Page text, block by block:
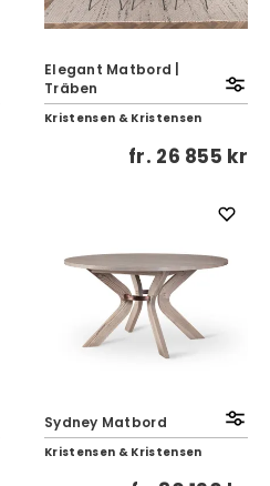
Elegant Matbord |
Träben
Kristensen & Kristensen
fr. 26 855 kr
Sydney Matbord
Kristensen & Kristensen